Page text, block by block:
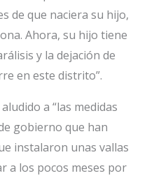
de que naciera su hijo,
Ahora, su hijo tiene
y la dejación de
en este distrito”.
a “las medidas
gobierno que han
instalaron unas vallas
a los pocos meses por